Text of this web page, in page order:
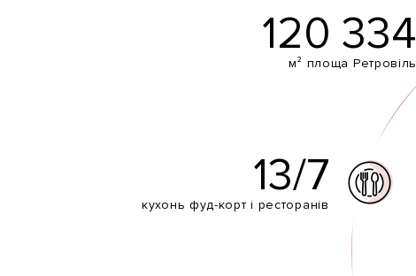
120 334
м² площа Ретровіль
13/7
кухонь фуд-корт і ресторанів